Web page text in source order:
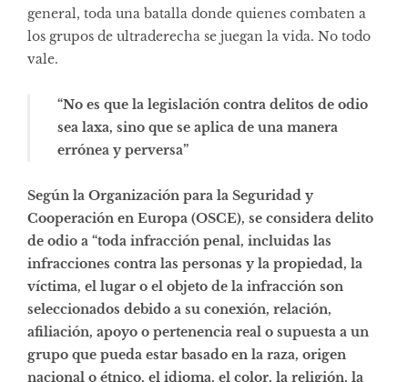
general, toda una batalla donde quienes combaten a
los grupos de ultraderecha se juegan la vida. No todo
vale.
“No es que la legislación contra delitos de odio
sea laxa, sino que se aplica de una manera
errónea y perversa”
Según la Organización para la Seguridad y
Cooperación en Europa (OSCE), se considera delito
de odio a “toda infracción penal, incluidas las
infracciones contra las personas y la propiedad, la
víctima, el lugar o el objeto de la infracción son
seleccionados debido a su conexión, relación,
afiliación, apoyo o pertenencia real o supuesta a un
grupo que pueda estar basado en la raza, origen
nacional o étnico, el idioma, el color, la religión, la